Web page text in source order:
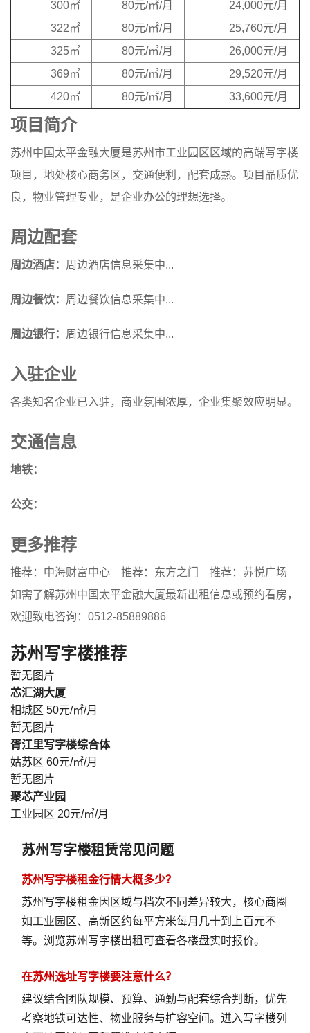
300㎡ 80元/㎡/月
24,000元/月
322㎡
80元/㎡/月
25,760元/月
325㎡
80元/㎡/月
26,000元/月
369㎡
80元/㎡/月
29,520元/月
420㎡
80元/㎡/月 33,600元/月
项目简介
苏州中国太平金融大厦是苏州市工业园区区域的高端写字楼
项目，地处核心商务区，交通便利，配套成熟。项目品质优
良，物业管理专业，是企业办公的理想选择。
周边配套
周边酒店： 周边酒店信息采集中...
周边餐饮： 周边餐饮信息采集中...
周边银行： 周边银行信息采集中...
入驻企业
各类知名企业已入驻，商业氛围浓厚，企业集聚效应明显。
交通信息
地铁：
公交：
更多推荐
推荐：中海财富中心 推荐：东方之门
推荐：苏悦广场
如需了解苏州中国太平金融大厦最新出租信息或预约看房，
欢迎致电咨询：0512-85889886
苏州写字楼推荐
暂无图片
芯汇湖大厦
相城区 50元/㎡/月
暂无图片
胥江里写字楼综合体
姑苏区 60元/㎡/月
暂无图片
聚芯产业园
工业园区 20元/㎡/月
苏州写字楼租赁常见问题
苏州写字楼租金行情大概多少？
苏州写字楼租金因区域与档次不同差异较大，核心商圈
如工业园区、高新区约每平方米每月几十到上百元不
等。 浏览苏州写字楼出租可查看各楼盘实时报价。
在苏州选址写字楼要注意什么？
建议结合团队规模、预算、通勤与配套综合判断，优先
考察地铁可达性、物业服务与扩容空间。 进入写字楼列